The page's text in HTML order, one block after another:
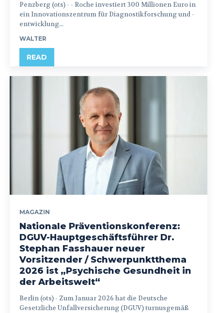
Penzberg (ots) - - Roche investiert 300 Millionen Euro in
ein Innovationszentrum für Diagnostikforschung und -
entwicklung...
WALTER
READ
MAGAZIN
Nationale Präventionskonferenz:
DGUV-Hauptgeschäftsführer Dr.
Stephan Fasshauer neuer
Vorsitzender / Schwerpunktthema
2026 ist „Psychische Gesundheit in
der Arbeitswelt“
Berlin (ots) - Zum Januar 2026 hat die Deutsche
Gesetzliche Unfallversicherung (DGUV) turnusgemäß